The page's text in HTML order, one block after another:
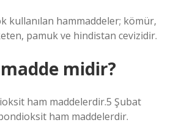
kullanılan hammaddeler; kömür,
pamuk ve hindistan cevizidir.
midir?
ham maddelerdir.5 Şubat
ham maddelerdir.